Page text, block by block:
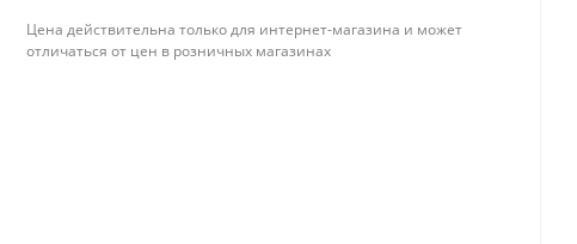
Цена действительна только для интернет-магазина и может
отличаться от цен в розничных магазинах